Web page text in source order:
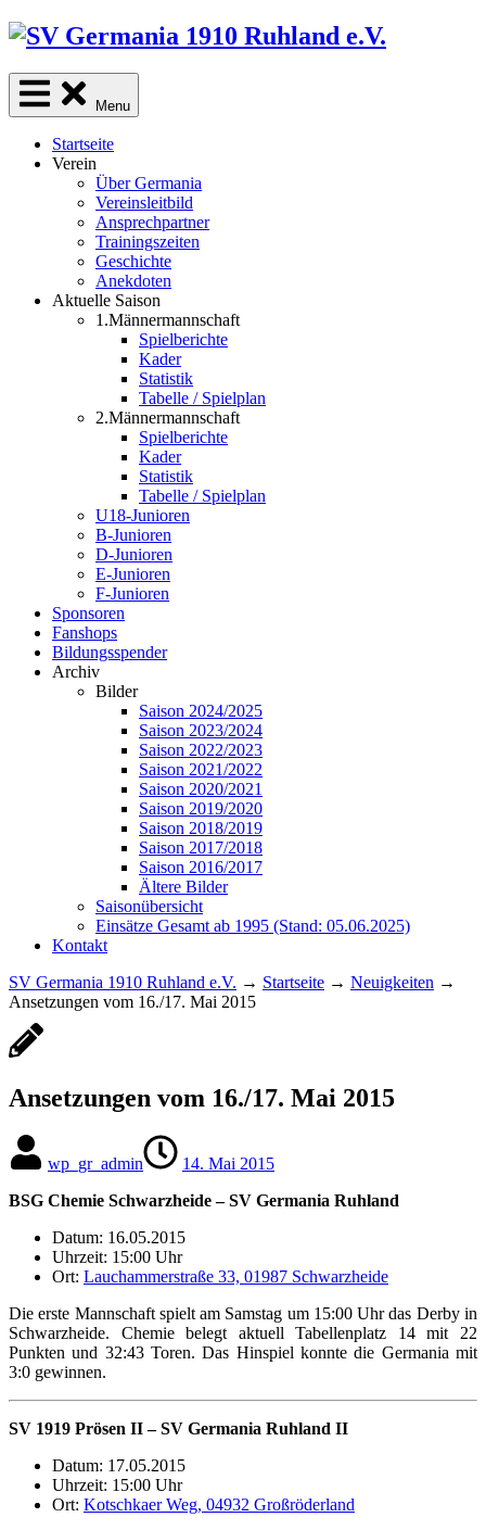
Skip
content
Menu
Startseite
Verein
Über Germania
Vereinsleitbild
Ansprechpartner
Trainingszeiten
Geschichte
Anekdoten
Aktuelle Saison
1.Männermannschaft
Spielberichte
Kader
Statistik
Tabelle / Spielplan
2.Männermannschaft
Spielberichte
Kader
Statistik
Tabelle / Spielplan
U18-Junioren
B-Junioren
D-Junioren
E-Junioren
F-Junioren
Sponsoren
Fanshops
Bildungsspender
Archiv
Bilder
Saison 2024/2025
Saison 2023/2024
Saison 2022/2023
Saison 2021/2022
Saison 2020/2021
Saison 2019/2020
Saison 2018/2019
Saison 2017/2018
Saison 2016/2017
Ältere Bilder
Saisonübersicht
Einsätze Gesamt ab 1995 (Stand: 05.06.2025)
Kontakt
SV Germania 1910 Ruhland e.V. → Startseite → Neuigkeiten →
Ansetzungen vom 16./17. Mai 2015
Ansetzungen vom 16./17. Mai 2015
wp_gr_admin
14. Mai 2015
BSG Chemie Schwarzheide – SV Germania Ruhland
Datum: 16.05.2015
Uhrzeit: 15:00 Uhr
Ort: Lauchammerstraße 33, 01987 Schwarzheide
Die erste Mannschaft spielt am Samstag um 15:00 Uhr das Derby in
Schwarzheide. Chemie belegt aktuell Tabellenplatz 14 mit 22
Punkten und 32:43 Toren. Das Hinspiel konnte die Germania mit
3:0 gewinnen.
SV 1919 Prösen II – SV Germania Ruhland II
Datum: 17.05.2015
Uhrzeit: 15:00 Uhr
Ort: Kotschkaer Weg, 04932 Großröderland